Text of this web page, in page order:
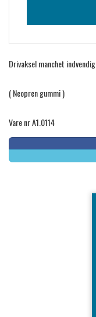
Drivaksel manchet indvendig
( Neopren gummi )
Vare nr A1.0114